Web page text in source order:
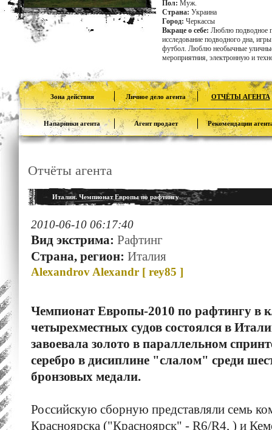
Пол: Муж.
Страна: Украина
Город: Черкассы
Вкраце о себе: Люблю подводное
исследование подводного дна,
футбол. Люблю необычные
мероприятния, электронную и
Зона действия Личное дело агента ОТЧЁТЫ АГЕНТА
Напарники агента Агент продает Рекомендации
Отчёты агента
Италия. Чемпионат Европы по рафтингу
2010-06-10 06:17:40
Вид экстрима: Рафтинг
Страна, регион: Италия
Alexandrov Alexandr [ rey85 ]
Чемпионат Европы-2010 по рафтингу в
четырехместных судов состоялся в
завоевала золото в параллельном
серебро в дисиплине "слалом" среди
бронзовых медали.
Российскую сборную представляли семь
Красноярска ("Красноярск" - R6/R4, ) и